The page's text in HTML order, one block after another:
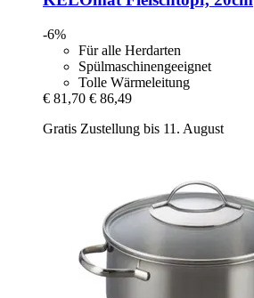
-6%
Für alle Herdarten
Spülmaschinengeeignet
Tolle Wärmeleitung
€ 81,70 € 86,49
Gratis Zustellung bis 11. August